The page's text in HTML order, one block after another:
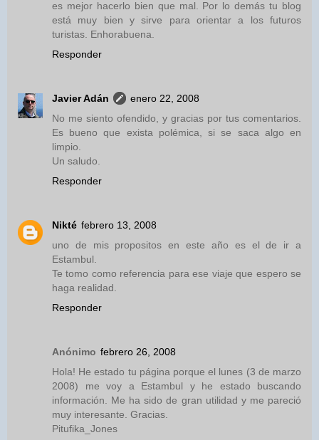
es mejor hacerlo bien que mal. Por lo demás tu blog
está muy bien y sirve para orientar a los futuros
turistas. Enhorabuena.
Responder
Javier Adán
enero 22, 2008
No me siento ofendido, y gracias por tus comentarios.
Es bueno que exista polémica, si se saca algo en
limpio.
Un saludo.
Responder
Nikté febrero 13, 2008
uno de mis propositos en este año es el de ir a
Estambul.
Te tomo como referencia para ese viaje que espero se
haga realidad.
Responder
Anónimo febrero 26, 2008
Hola! He estado tu página porque el lunes (3 de marzo
2008) me voy a Estambul y he estado buscando
información. Me ha sido de gran utilidad y me pareció
muy interesante. Gracias.
Pitufika_Jones